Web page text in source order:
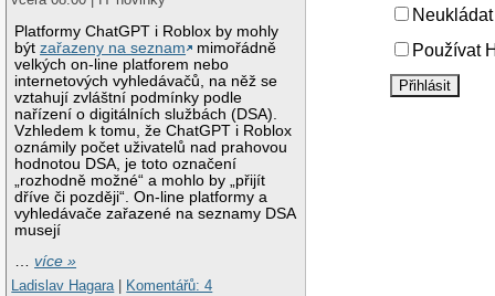
Platformy ChatGPT i Roblox by mohly
býtzařazeny na seznam
mimořádně
velkých on-line platforem nebo
internetových vyhledávačů, na něž se
vztahují zvláštní podmínky podle
nařízení o digitálních službách (DSA).
Vzhledem k tomu, že ChatGPT i Roblox
oznámily počet uživatelů nad prahovou
hodnotou DSA, je toto označení
„rozhodně možné“ a mohlo by „přijít
dříve či později“. On-line platformy a
vyhledávače zařazené na seznamy DSA
musejí
…více »
Ladislav Hagara
Komentářů: 4
Používat